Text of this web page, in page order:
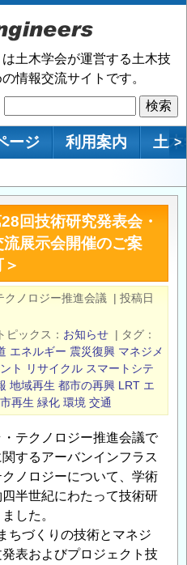
は土木学会が運営する土木技
情報交流サイトです。
索
ージ 利用案内 土 >
回技術研究発表会・
展示会開催のご案
クノロジー推進会議 | 投稿日
トピックス お知らせ | タグ
エネルギー 震災復興 マネジメ
ト リサイクル スマートシテ
地域再生 都市の再興 LRT エ
再生 緑化 環境 交通
テクノロジー推進会議で
するアーバンインフラス
クノロジーについて、学術
半世紀にわたって技術研
した。
ちづくりの技術とマネジ
表およびプロジェクト技